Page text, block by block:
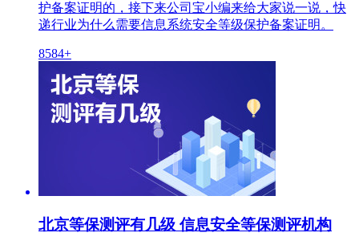
护备案证明的，接下来公司宝小编来给大家说一说，快
递行业为什么需要信息系统安全等级保护备案证明。
8584+
北京等保测评有几级 信息安全等保测评机构